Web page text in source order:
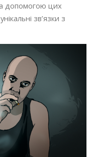
допомогою цих
зв’язки з